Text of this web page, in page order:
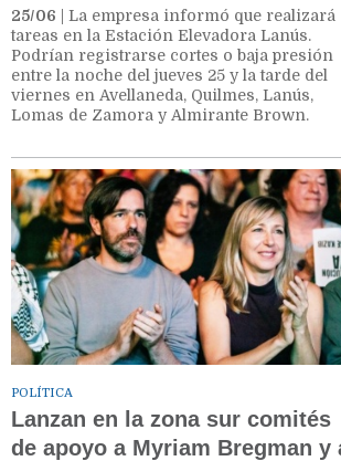
25/06 | La empresa informó que realizará
tareas en la Estación Elevadora Lanús.
Podrían registrarse cortes o baja presión
entre la noche del jueves 25 y la tarde del
viernes en Avellaneda, Quilmes, Lanús,
Lomas de Zamora y Almirante Brown.
POLÍTICA
Lanzan en la zona sur comités
de apoyo a Myriam Bregman y